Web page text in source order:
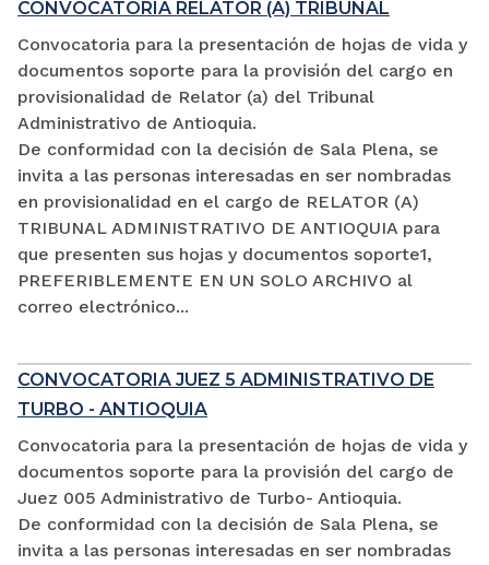
CONVOCATORIA RELATOR (A) TRIBUNAL
Convocatoria para la presentación de hojas de vida y
documentos soporte para la provisión del cargo en
provisionalidad de Relator (a) del Tribunal
Administrativo de Antioquia.
De conformidad con la decisión de Sala Plena, se
invita a las personas interesadas en ser nombradas
en provisionalidad en el cargo de RELATOR (A)
TRIBUNAL ADMINISTRATIVO DE ANTIOQUIA para
que presenten sus hojas y documentos soporte1,
PREFERIBLEMENTE EN UN SOLO ARCHIVO al
correo electrónico...
CONVOCATORIA JUEZ 5 ADMINISTRATIVO DE
TURBO - ANTIOQUIA
Convocatoria para la presentación de hojas de vida y
documentos soporte para la provisión del cargo de
Juez 005 Administrativo de Turbo- Antioquia.
De conformidad con la decisión de Sala Plena, se
invita a las personas interesadas en ser nombradas